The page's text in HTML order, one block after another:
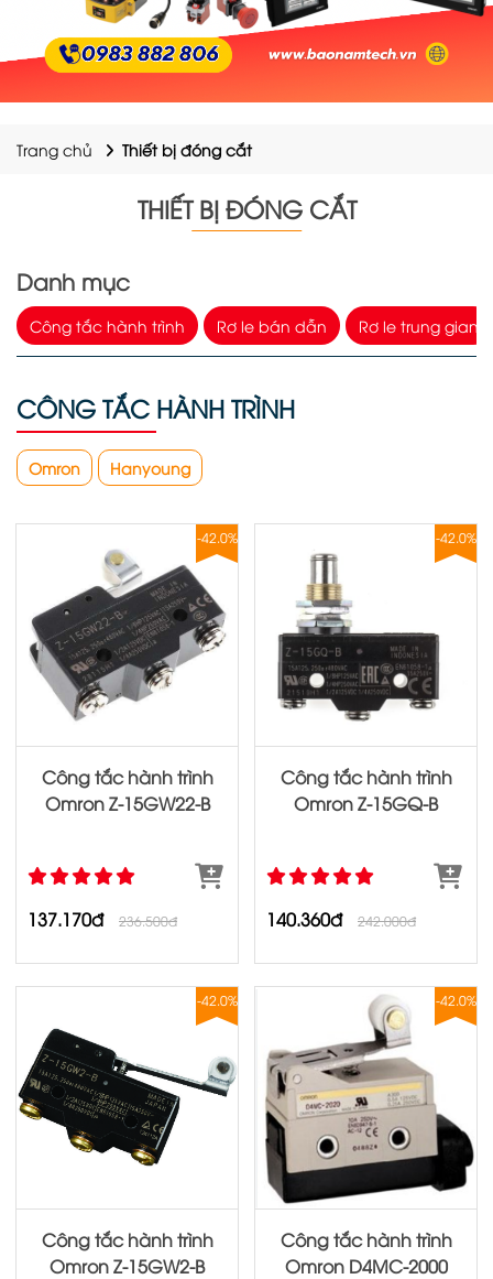
Trang chủ Thiết bị đóng cắt
THIẾT BỊ ĐÓNG CẮT
Danh mục
Công tắc hành trình Rơ le bán dẫn Rơ le trung gian
CÔNG TẮC HÀNH TRÌNH
Omron Hanyoung
-42.0%
Công tắc hành trình
Omron Z‐15GW22‐B
137.170đ 236.500đ
-42.0%
Công tắc hành trình
Omron Z‐15GQ‐B
140.360đ 242.000đ
-42.0%
Công tắc hành trình
Omron Z‐15GW2‐B
-42.0%
Công tắc hành trình
Omron D4MC‐2000